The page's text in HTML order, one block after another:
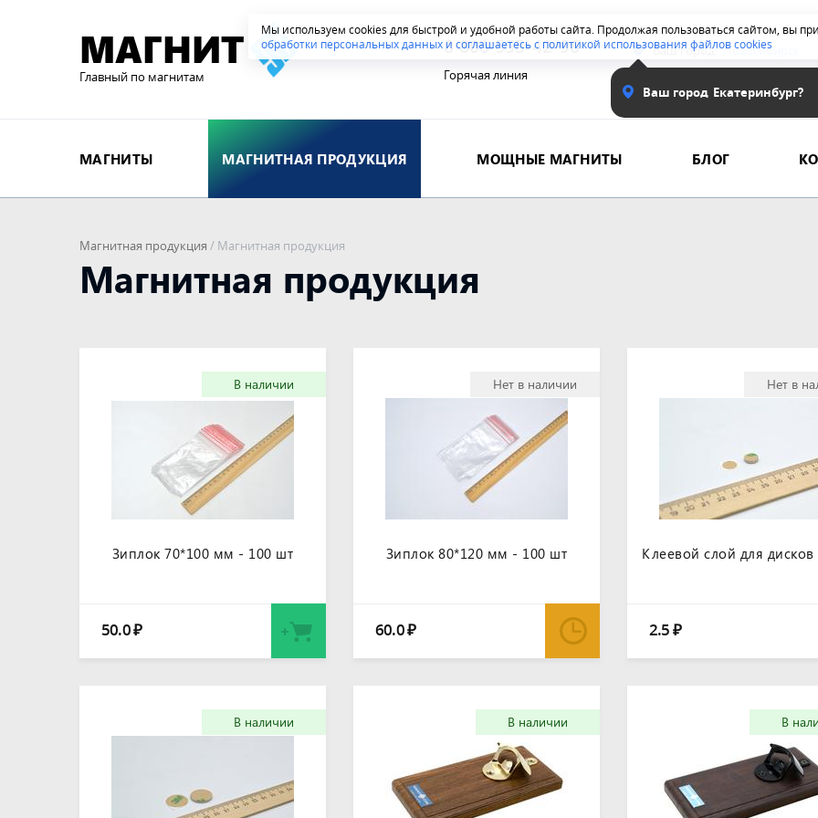
Мы используем cookies для быстрой и удобной работы сайта. Продолжая пользоваться сайтом, вы
обработки персональных данных и соглашаетесь с политикой использования файлов cookies
МАГНИТ
Главный по магнитам
8 800 555-42-96
Горячая линия
Ваш город: Новосибирск
Ваш город Екатеринбург?
МАГНИТЫ МАГНИТНАЯ ПРОДУКЦИЯ МОЩНЫЕ МАГНИТЫ БЛОГ
Магнитная продукция / Магнитная продукция
Магнитная продукция
В наличии
Зиплок 70*100 мм - 100 шт
50.0₽
Нет в наличии
Зиплок 80*120 мм - 100 шт
60.0₽
Нет в
Клеевой слой для
2.5 ₽
В наличии В наличии В